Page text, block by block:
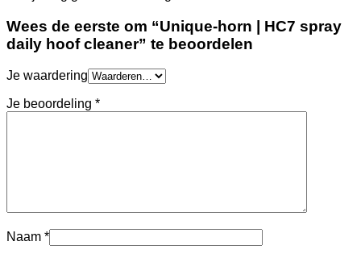
Wees de eerste om “Unique-horn | HC7 spray
daily hoof cleaner” te beoordelen
Je waardering
Je beoordeling *
Naam *